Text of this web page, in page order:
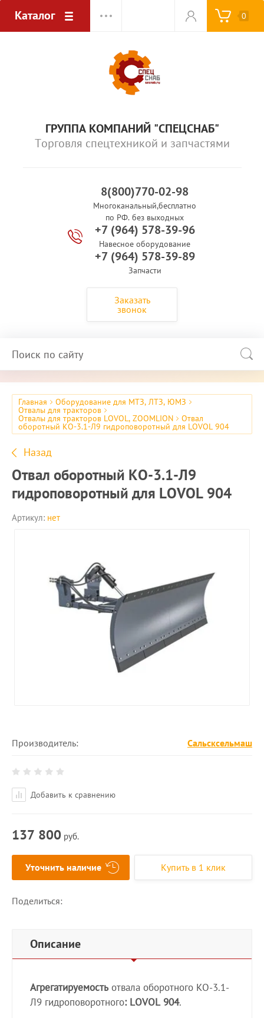
Каталог 0
ГРУППА КОМПАНИЙ "СПЕЦСНАБ"
Торговля спецтехникой и запчастями
8(800)770-02-98
Многоканальный,бесплатно
по РФ. без выходных
+7 (964) 578-39-96
Навесное оборудование
+7 (964) 578-39-89
Запчасти
Заказать
звонок
Главная Оборудование для МТЗ, ЛТЗ, ЮМЗ
Отвалы для тракторов
Отвалы для тракторов LOVOL, ZOOMLION Отвал
оборотный КО-3.1-Л9 гидроповоротный для LOVOL 904
Назад
Отвал оборотный КО-3.1-Л9
гидроповоротный для LOVOL 904
Артикул: нет
Производитель: Сальсксельмаш
Добавить к сравнению
137 800 руб.
Уточнить наличие Купить в 1 клик
Поделиться:
Описание
Агрегатируемость отвала оборотного КО-3.1-
Л9 гидроповоротного: LOVOL 904.